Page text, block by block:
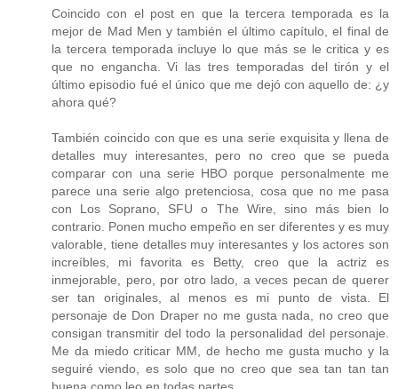
Coincido con el post en que la tercera temporada es la
mejor de Mad Men y también el último capítulo, el final de
la tercera temporada incluye lo que más se le critica y es
que no engancha. Vi las tres temporadas del tirón y el
último episodio fué el único que me dejó con aquello de: ¿y
ahora qué?
También coincido con que es una serie exquisita y llena de
detalles muy interesantes, pero no creo que se pueda
comparar con una serie HBO porque personalmente me
parece una serie algo pretenciosa, cosa que no me pasa
con Los Soprano, SFU o The Wire, sino más bien lo
contrario. Ponen mucho empeño en ser diferentes y es muy
valorable, tiene detalles muy interesantes y los actores son
increíbles, mi favorita es Betty, creo que la actriz es
inmejorable, pero, por otro lado, a veces pecan de querer
ser tan originales, al menos es mi punto de vista. El
personaje de Don Draper no me gusta nada, no creo que
consigan transmitir del todo la personalidad del personaje.
Me da miedo criticar MM, de hecho me gusta mucho y la
seguiré viendo, es solo que no creo que sea tan tan tan